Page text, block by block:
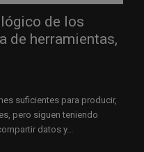
de los
de herramientas,
suficientes para producir,
pero siguen teniendo
datos y...